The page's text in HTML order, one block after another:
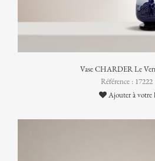
Vase CHARDER Le
Référence : 17222
Ajouter à votre